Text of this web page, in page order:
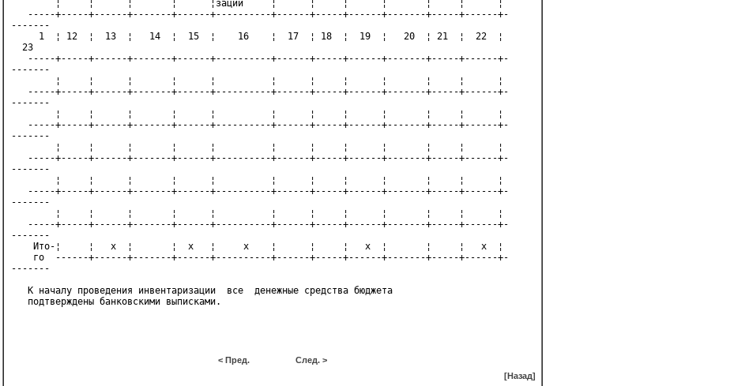
¦     ¦      ¦       ¦      ¦зации     ¦      ¦     ¦      ¦       ¦     ¦      ¦
-----+-----+------+-------+------+----------+------+-----+------+-------+-----+------+-
-------
1  ¦ 12  ¦  13  ¦   14  ¦  15  ¦    16    ¦  17  ¦ 18  ¦  19  ¦   20  ¦ 21  ¦  22  ¦
23
-----+-----+------+-------+------+----------+------+-----+------+-------+-----+------+-
-------
¦     ¦      ¦       ¦      ¦          ¦      ¦     ¦      ¦       ¦     ¦      ¦
-----+-----+------+-------+------+----------+------+-----+------+-------+-----+------+-
-------
¦     ¦      ¦       ¦      ¦          ¦      ¦     ¦      ¦       ¦     ¦      ¦
-----+-----+------+-------+------+----------+------+-----+------+-------+-----+------+-
-------
¦     ¦      ¦       ¦      ¦          ¦      ¦     ¦      ¦       ¦     ¦      ¦
-----+-----+------+-------+------+----------+------+-----+------+-------+-----+------+-
-------
¦     ¦      ¦       ¦      ¦          ¦      ¦     ¦      ¦       ¦     ¦      ¦
-----+-----+------+-------+------+----------+------+-----+------+-------+-----+------+-
-------
¦     ¦      ¦       ¦      ¦          ¦      ¦     ¦      ¦       ¦     ¦      ¦
-----+-----+------+-------+------+----------+------+-----+------+-------+-----+------+-
-------
Ито-¦     ¦   х  ¦       ¦  х   ¦     х    ¦      ¦     ¦   х  ¦       ¦     ¦   х  ¦
го  ------+------+-------+------+----------+------+-----+------+-------+-----+------+-
-------
К началу проведения инвентаризации  все  денежные средства бюджета
< Пред.
След. >
[Назад]